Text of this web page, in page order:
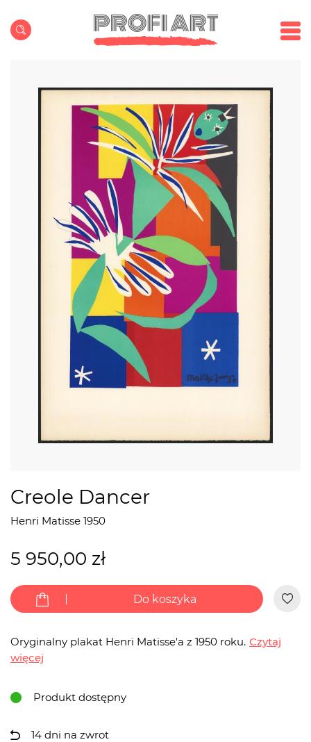
Creole Dancer
Henri Matisse 1950
Oryginalny plakat Henri Matisse'a z 1950 roku. Czytaj
więcej
5 950,00 zł
Do koszyka
Produkt dostępny
14 dni na zwrot